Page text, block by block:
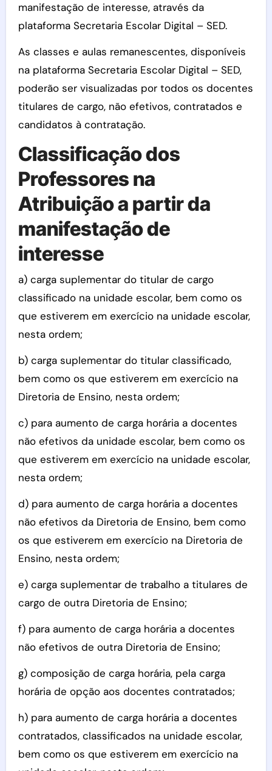
manifestação de interesse, através da
plataforma Secretaria Escolar Digital – SED.
As classes e aulas remanescentes, disponíveis
na plataforma Secretaria Escolar Digital – SED,
poderão ser visualizadas por todos os docentes
titulares de cargo, não efetivos, contratados e
candidatos à contratação.
Classificação dos
Professores na
Atribuição a partir da
manifestação de
interesse
a) carga suplementar do titular de cargo
classificado na unidade escolar, bem como os
que estiverem em exercício na unidade escolar,
nesta ordem;
b) carga suplementar do titular classificado,
bem como os que estiverem em exercício na
Diretoria de Ensino, nesta ordem;
c) para aumento de carga horária a docentes
não efetivos da unidade escolar, bem como os
que estiverem em exercício na unidade escolar,
nesta ordem;
d) para aumento de carga horária a docentes
não efetivos da Diretoria de Ensino, bem como
os que estiverem em exercício na Diretoria de
Ensino, nesta ordem;
e) carga suplementar de trabalho a titulares de
cargo de outra Diretoria de Ensino;
f) para aumento de carga horária a docentes
não efetivos de outra Diretoria de Ensino;
g) composição de carga horária, pela carga
horária de opção aos docentes contratados;
h) para aumento de carga horária a docentes
contratados, classificados na unidade escolar,
bem como os que estiverem em exercício na